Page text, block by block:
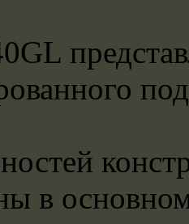
в